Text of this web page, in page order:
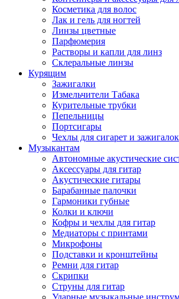
Косметика для волос
Лак и гель для ногтей
Линзы цветные
Парфюмерия
Растворы и капли для линз
Склеральные линзы
Курящим
Зажигалки
Измельчители Табака
Курительные трубки
Пепельницы
Портсигары
Чехлы для сигарет и зажигалок
Музыкантам
Автономные акустические
Аксессуары для гитар
Акустические гитары
Барабанные палочки
Гармоники губные
Колки и ключи
Кофры и чехлы для гитар
Медиаторы с принтами
Микрофоны
Подставки и кронштейны
Ремни для гитар
Скрипки
Струны для гитар
Ударные музыкальные